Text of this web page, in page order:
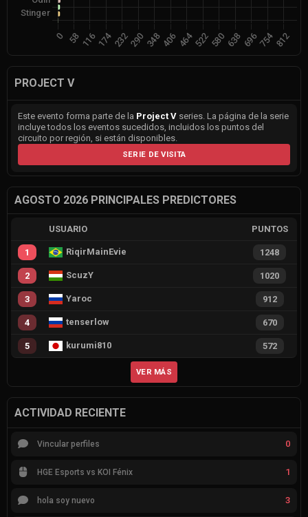
PROJECT V
Este evento forma parte de la Project V series. La página de la serie
incluye todos los eventos sucedidos, incluidos los puntos del
circuito por región, si están disponibles.
SERIE DE VISITA
AGOSTO 2026 PRINCIPALES PREDICTORES
USUARIO PUNTOS
1 RiqirMainEvie 1248
2 ScuzY 1020
3 Yaroc 912
4 tenserlow 670
5 kurumi810 572
VER MÁS
ACTIVIDAD RECIENTE
Vincular perfiles 0
HGE Esports vs KOI Fénix 1
hola soy nuevo 3